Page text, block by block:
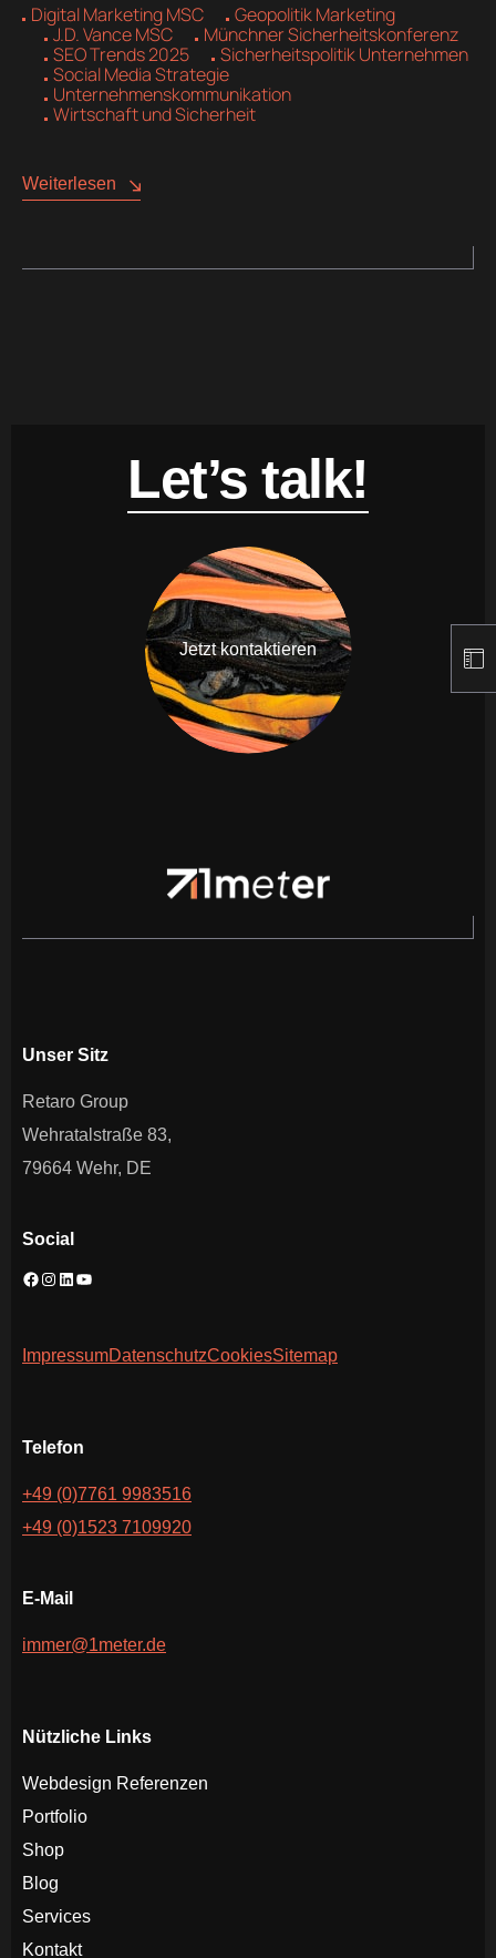
Digital Marketing MSC
Geopolitik Marketing
J.D. Vance MSC
Münchner Sicherheitskonferenz
SEO Trends 2025
Sicherheitspolitik Unternehmen
Social Media Strategie
Unternehmenskommunikation
Wirtschaft und Sicherheit
Weiterlesen
Let’s talk!
Jetzt kontaktieren
Unser Sitz
Retaro Group
Wehratalstraße 83,
79664 Wehr, DE
Social
ImpressumDatenschutzCookiesSitemap
Telefon
+49 (0)7761 9983516
+49 (0)1523 7109920
E-Mail
immer@1meter.de
Nützliche Links
Webdesign Referenzen
Portfolio
Shop
Blog
Services
Kontakt